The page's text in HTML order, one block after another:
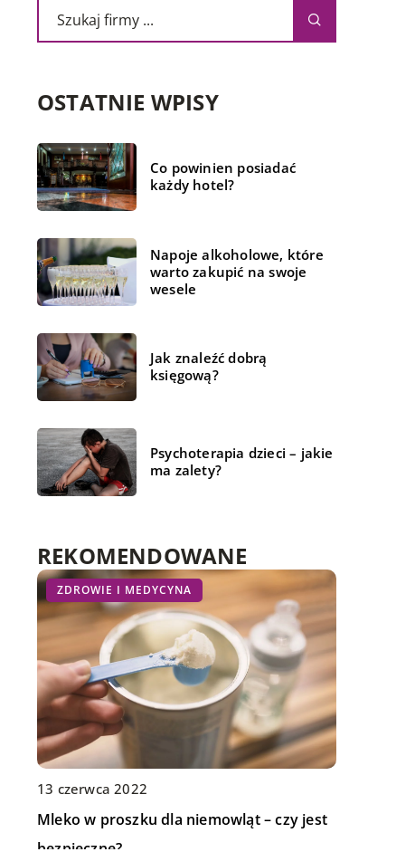
OSTATNIE WPISY
Co powinien posiadać
każdy hotel?
Napoje alkoholowe, które
warto zakupić na swoje
wesele
Jak znaleźć dobrą
księgową?
Psychoterapia dzieci – jakie
ma zalety?
REKOMENDOWANE
ZDROWIE I MEDYCYNA
27 lipca 2021
Jak skutecznie odmłodzić swoją twarz i
ZDROWIE I MEDYCYNA
13 czerwca 2022
Mleko w proszku dla niemowląt – czy jest
DLA DOMU I OGRODU
20 grudnia 2022
Najlepsze gadżety do pokoju dziecięcego